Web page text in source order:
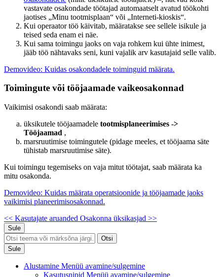
vastavate osakondade töötajad automaatselt avatud töökohti
jaotises „Minu tootmisplaan“ või „Interneti-kioskis“.
Kui operaator töö käivitab, määratakse see sellele isikule ja
teised seda enam ei näe.
Kui sama toimingu jaoks on vaja rohkem kui ühte inimest,
jääb töö nähtavaks seni, kuni vajalik arv kasutajaid selle valib.
Demovideo: Kuidas osakondadele toiminguid määrata.
Toimingute või tööjaamade vaikeosakonnad
Vaikimisi osakondi saab määrata:
üksikutele tööjaamadele tootmisplaneerimises ->
Tööjaamad ,
marsruutimise toimingutele (pidage meeles, et tööjaama säte
tühistab marsruutimise säte).
Kui toimingu tegemiseks on vaja mitut töötajat, saab määrata ka
mitu osakonda.
Demovideo: Kuidas määrata operatsioonide ja tööjaamade jaoks
vaikimisi planeerimisosakonnad.
<< Kasutajate aruanded Osakonna üksikasjad >>
Sule
Otsi
Sule
Alustamine Menüü avamine/sulgemine
Kasutusnipid Menüü avamine/sulgemine